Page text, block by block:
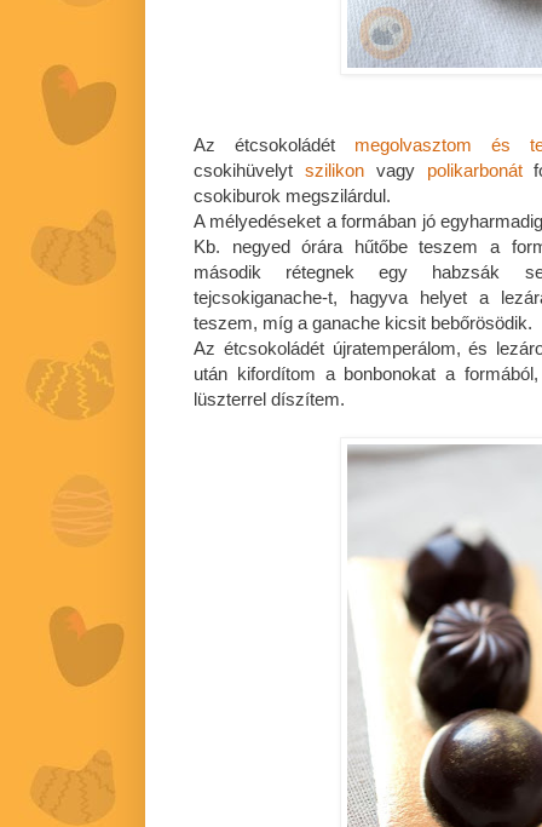
Az étcsokoládét megolvasztom és
csokihüvelyt szilikonvagy polikarbonát
csokiburok megszilárdul.
A mélyedéseket a formában jó
Kb. negyed órára hűtőbe teszem a
második rétegnek egy habzsák
tejcsokiganache-t, hagyva helyet a
teszem, míg a ganache kicsit bebőrösödik.
Az étcsokoládét újratemperálom, és
után kifordítom a bonbonokat a
lüszterrel díszítem.